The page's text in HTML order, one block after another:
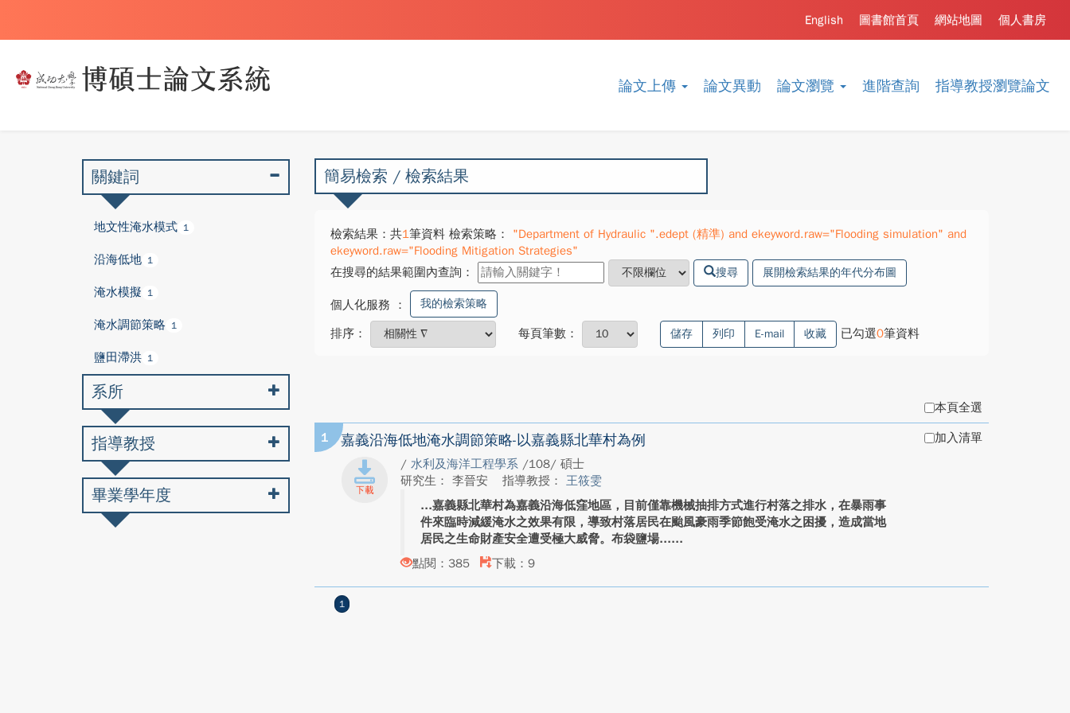
論文上傳 論文異動 論文瀏覽 進階查詢 指導教授瀏覽論文
個人書房
網站地圖
圖書館首頁
English
簡易檢索 / 檢索結果
檢索結果：共1筆資料 檢索策略：
"Department of Hydraulic ".edept (精準) and ekeyword.raw="Flooding simulation" and
ekeyword.raw="Flooding Mitigation Strategies"
在搜尋的結果範圍內查詢：
搜尋 展開檢索結果的年代分布圖
個人化服務 ： 我的檢索策略
排序： 每頁筆數： 儲存 列印 E-mail 收藏 已勾選0筆資料
本頁全選
1 嘉義沿海低地淹水調節策略-以嘉義縣北華村為例
/ 水利及海洋工程學系 /108/ 碩士
研究生： 李晉安
指導教授： 王筱雯
嘉義縣北華村為嘉義沿海低窪地區，目前僅靠機械抽排方式進行村落之排水，在暴雨事
件來臨時減緩淹水之效果有限，導致村落居民在颱風豪雨季節飽受淹水之困擾，造成當地
居民之生命財產安全遭受極大威脅。布袋鹽場...
點閱：385
下載：9
加入清單
1
關鍵詞
地文性淹水模式 1
沿海低地 1
淹水模擬 1
淹水調節策略 1
鹽田滯洪 1
系所
指導教授
畢業學年度